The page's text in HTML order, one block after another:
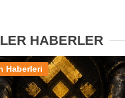
HABERLER
Haberleri